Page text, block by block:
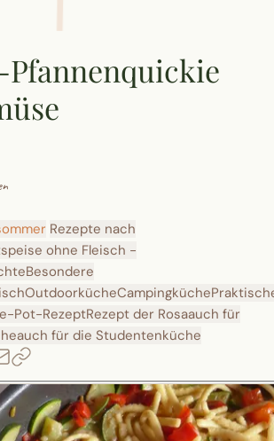
Pfannenquickie
Rezepte nach
ohne Fleisch -
Besondere
OutdoorkücheCampingküche
Pot-RezeptRezept der Rosaauch für
auch für die Studentenküche